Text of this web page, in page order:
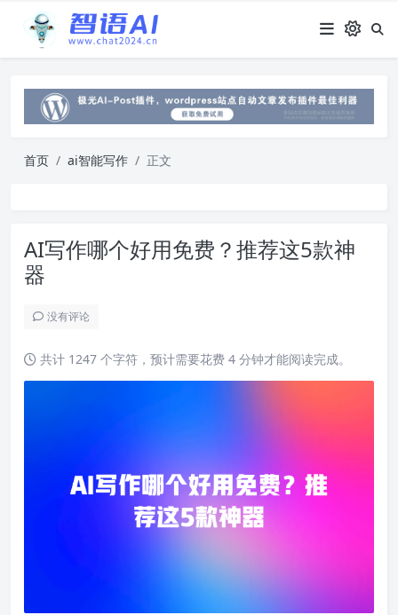
首页 ai智能写作 正文
AI写作哪个好用免费？推荐这5款神
器
没有评论
共计 1247 个字符，预计需要花费 4 分钟才能阅读完成。